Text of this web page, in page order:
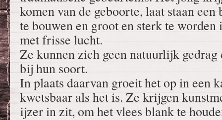
komen van de geboorte, laat staan
te bouwen en groot en sterk te worden
met frisse lucht.
Ze kunnen zich geen natuurlijk gedrag
bij hun soort.
In plaats daarvan groeit het op in een
kwetsbaar als het is. Ze krijgen
ijzer in zit, om het vlees blank te